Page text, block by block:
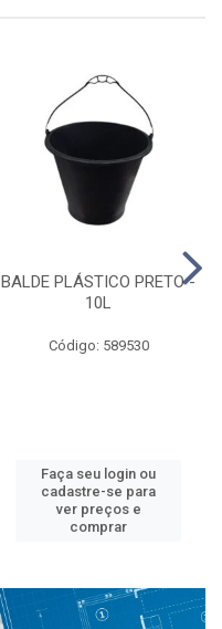
BALDE PLÁSTICO PRETO -
10L
Código: 589530
Faça seu login ou
cadastre-se para
ver preços e
comprar